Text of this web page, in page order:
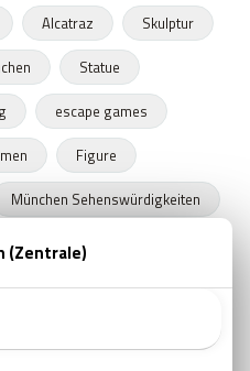
Alcatraz
Skulptur
Statue
escape games
Figure
München Sehenswürdigkeiten
Stadtrundfahrt Bremen
Nürnberg
Zeitkapseln